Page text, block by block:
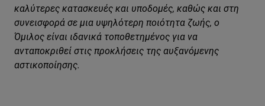
καλύτερες κατασκευές και υποδομές, καθώς και στη
συνεισφορά σε μια υψηλότερη ποιότητα ζωής, ο
Όμιλος είναι ιδανικά τοποθετημένος για να
ανταποκριθεί στις προκλήσεις της αυξανόμενης
αστικοποίησης.